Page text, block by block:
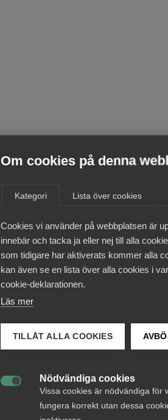
Om cookies på denna
Kategori Lista över cookies
Cookies vi använder på webbplatsen är
innebär och tacka ja eller nej till alla
som tidigare har aktiverats kommer alla
kan även se en lista över alla cookies i
cookie-deklarationen.
Läs mer
TILLÅT ALLA COOKIES
Nödvändiga cookies
Vissa cookies är nödvändiga för
fungera korrekt utan dessa